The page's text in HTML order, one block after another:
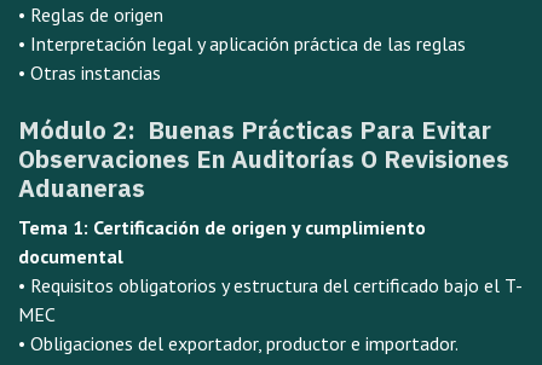
• Reglas de origen
• Interpretación legal y aplicación práctica de las reglas
• Otras instancias
Módulo 2: Buenas Prácticas Para Evitar
Observaciones En Auditorías O Revisiones
Aduaneras
Tema 1: Certificación de origen y cumplimiento
documental
• Requisitos obligatorios y estructura del certificado bajo el T-
MEC
• Obligaciones del exportador, productor e importador.